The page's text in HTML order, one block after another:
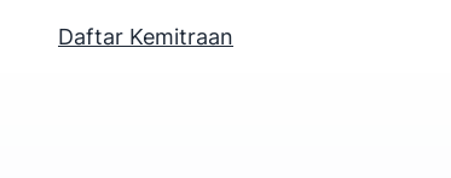
Daftar Kemitraan